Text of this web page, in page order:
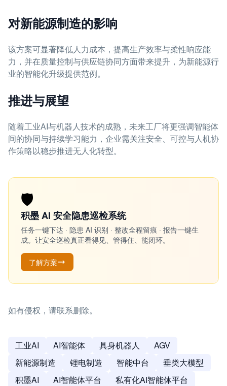
对新能源制造的影响
该方案可显著降低人力成本，提高生产效率与柔性响应能
力，并在质量控制与供应链协同方面带来提升，为新能源行
业的智能化升级提供范例。
推进与展望
随着工业AI与机器人技术的成熟，未来工厂将更强调智能体
间的协同与持续学习能力，企业需关注安全、可控与人机协
作策略以稳步推进无人化转型。
🛡️
积墨 AI 安全隐患巡检系统
任务一键下达 · 隐患 AI 识别 · 整改全程留痕 · 报告一键生
成。让安全巡检真正看得见、管得住、能闭环。
了解方案
如有侵权，请联系删除。
工业AI AI智能体 具身机器人
AGV
新能源制造
锂电制造 智能中台
垂类大模型
积墨AI
AI智能体平台
私有化AI智能体平台